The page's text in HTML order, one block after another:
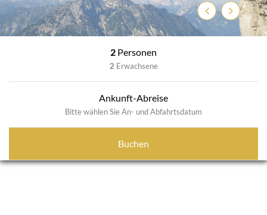
Previous
Next
2 Personen
2 Erwachsene
Ankunft-Abreise
Bitte wählen Sie An- und Abfahrtsdatum
Buchen